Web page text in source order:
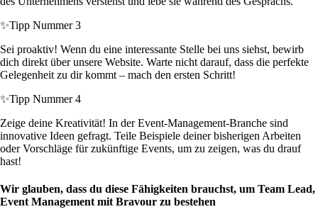
✨Tipp Nummer 3
Sei proaktiv! Wenn du eine interessante Stelle bei uns siehst, bewirb
dich direkt über unsere Website. Warte nicht darauf, dass die perfekte
Gelegenheit zu dir kommt – mach den ersten Schritt!
✨Tipp Nummer 4
Zeige deine Kreativität! In der Event-Management-Branche sind
innovative Ideen gefragt. Teile Beispiele deiner bisherigen Arbeiten
oder Vorschläge für zukünftige Events, um zu zeigen, was du drauf
hast!
Wir glauben, dass du diese Fähigkeiten brauchst, um Team Lead,
Event Management mit Bravour zu bestehen